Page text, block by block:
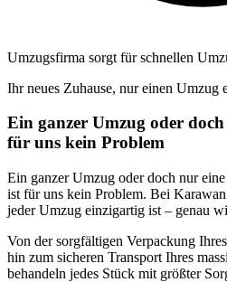
Umzugsfirma sorgt für schnellen
Ihr neues Zuhause, nur einen Umzug
Ein ganzer Umzug oder
für uns kein Problem
Ein ganzer Umzug oder doch nur
ist für uns kein Problem. Bei
jeder Umzug einzigartig ist – genau
Von der sorgfältigen Verpackung
hin zum sicheren Transport Ihres
behandeln jedes Stück mit größter